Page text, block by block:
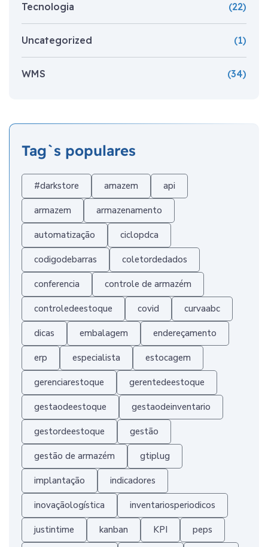
Tecnologia (22)
Uncategorized (1)
WMS (34)
Tag`s populares
#darkstore amazem api
armazem armazenamento
automatização ciclopdca
codigodebarras coletordedados
conferencia controle de armazém
controledeestoque covid curvaabc
dicas embalagem endereçamento
erp especialista estocagem
gerenciarestoque gerentedeestoque
gestaodeestoque gestaodeinventario
gestordeestoque gestão
gestão de armazém gtiplug
implantação indicadores
inovaçãologística inventariosperiodicos
justintime kanban KPI peps